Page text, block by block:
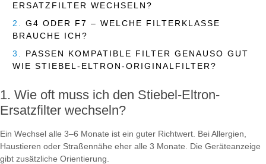
ERSATZFILTER WECHSELN?
2. G4 ODER F7 – WELCHE FILTERKLASSE
BRAUCHE ICH?
3. PASSEN KOMPATIBLE FILTER GENAUSO GUT
WIE STIEBEL-ELTRON-ORIGINALFILTER?
Wie oft muss ich den Stiebel-Eltron-
Ersatzfilter wechseln?
Ein Wechsel alle 3–6 Monate ist ein guter Richtwert. Bei Allergien,
Haustieren oder Straßennähe eher alle 3 Monate. Die Geräteanzeige
gibt zusätzliche Orientierung.